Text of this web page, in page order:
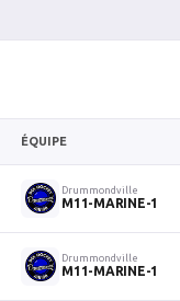
ÉQUIPE
Drummondville
M11-MARINE-1
Drummondville
M11-MARINE-1